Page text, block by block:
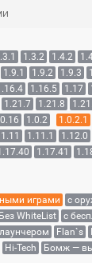
1.3.2 1.4.2
1.9.1 1.9.2 1.9.3
1.16.5 1.17
1.21.7 1.21.8
1.0.2 1.0.2.1
1.11 1.11.1 1.12.0
1.17.41
играми с
Без WhiteList с
Flan`s
Hi-Tech Бомж —